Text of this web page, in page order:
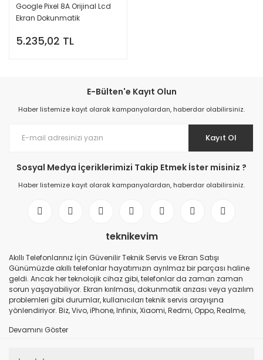
Google Pixel 8A Orijinal Lcd
Ekran Dokunmatik
5.235,02 TL
E-Bülten'e Kayıt Olun
Haber listemize kayıt olarak kampanyalardan, haberdar olabilirsiniz.
Kayıt Ol
Sosyal Medya İçeriklerimizi Takip Etmek İster misiniz ?
Haber listemize kayıt olarak kampanyalardan, haberdar olabilirsiniz.
teknikevim
Akıllı Telefonlarınız İçin Güvenilir Teknik Servis ve Ekran Satışı
Günümüzde akıllı telefonlar hayatımızın ayrılmaz bir parçası haline
geldi. Ancak her teknolojik cihaz gibi, telefonlar da zaman zaman
sorun yaşayabiliyor. Ekran kırılması, dokunmatik arızası veya yazılım
problemleri gibi durumlar, kullanıcıları teknik servis arayışına
yönlendiriyor. Biz, Vivo, iPhone, Infinix, Xiaomi, Redmi, Oppo, Realme,
ve ekran satışını güvenilir bir şekilde sunuyoruz. Hangi Markalarda